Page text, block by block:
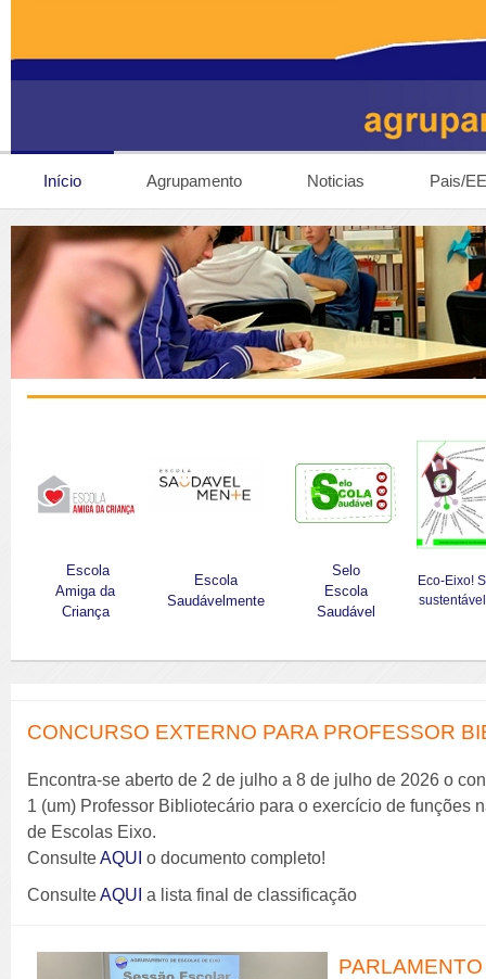
Início Agrupamento Noticias Pais/EE
Escola
Amiga da
Criança
Escola
Saudávelmente
Selo
Escola
Saudável
Eco-Eixo!
CONCURSO EXTERNO PARA PROFESSOR
Encontra-se aberto de 2 de julho a 8 de julho de 2026 o
1 (um) Professor Bibliotecário para o exercício de funções
de Escolas Eixo.
ConsulteAQUI o documento completo!
ConsulteAQUI a lista final de classificação